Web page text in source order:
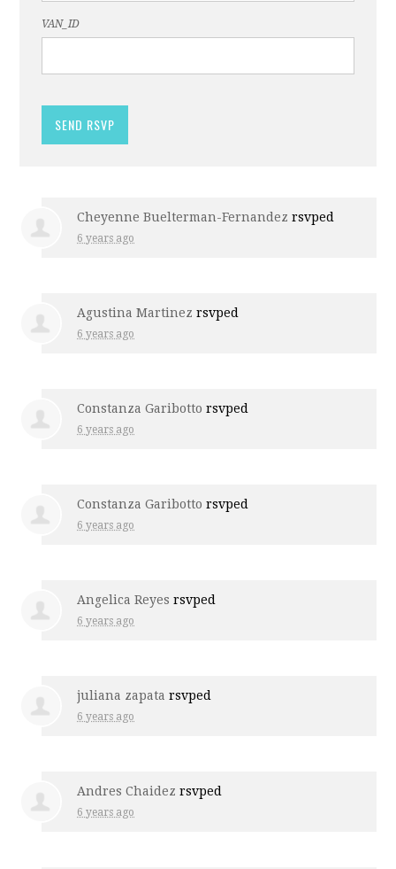
VAN_ID
Cheyenne Buelterman-Fernandez rsvped
6 years ago
Agustina Martinez rsvped
6 years ago
Constanza Garibotto rsvped
6 years ago
Constanza Garibotto rsvped
6 years ago
Angelica Reyes rsvped
6 years ago
juliana zapata rsvped
6 years ago
Andres Chaidez rsvped
6 years ago